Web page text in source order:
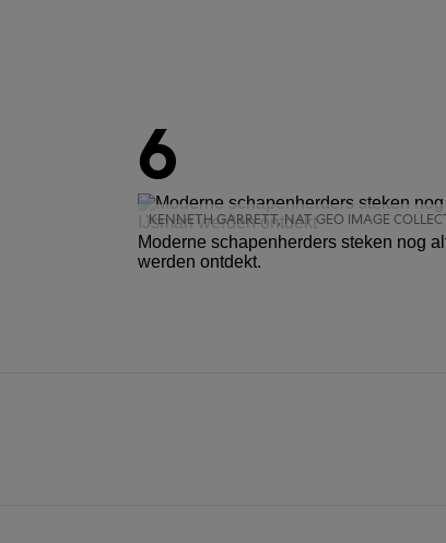
6
KENNETH GARRETT, NAT GEO IMAGE
Moderne schapenherders steken nog
werden ontdekt.